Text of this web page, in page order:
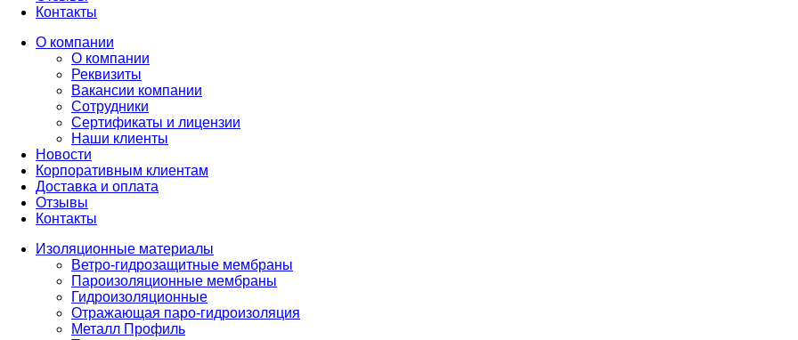
Контакты
О компании
О компании
Реквизиты
Вакансии компании
Сотрудники
Сертификаты и лицензии
Наши клиенты
Новости
Корпоративным клиентам
Доставка и оплата
Отзывы
Контакты
Изоляционные материалы
Ветро-гидрозащитные мембраны
Пароизоляционные мембраны
Гидроизоляционные
Отражающая паро-гидроизоляция
Металл Профиль